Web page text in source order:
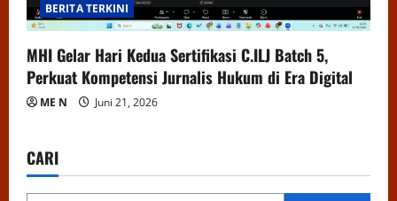
BERITA TERKINI
MHI Gelar Hari Kedua Sertifikasi C.ILJ Batch 5,
Perkuat Kompetensi Jurnalis Hukum di Era Digital
ME N Juni 21, 2026
CARI